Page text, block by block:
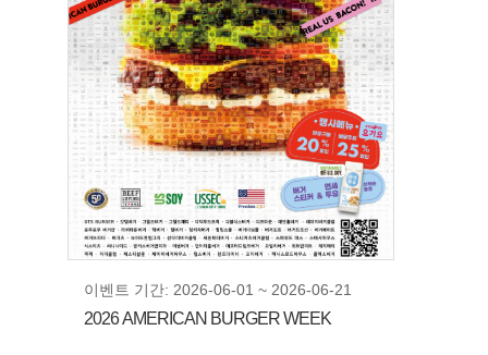
이벤트 기간: 2026-06-01 ~ 2026-06-21
2026 AMERICAN BURGER WEEK